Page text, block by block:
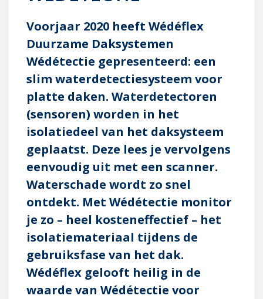
Voorjaar 2020 heeft Wédéflex
Duurzame Daksystemen
Wédétectie gepresenteerd: een
slim waterdetectiesysteem voor
platte daken. Waterde­tec­toren
(sensoren) worden in het
isolatiedeel van het dak­systeem
geplaatst. Deze lees je vervolgens
eenvoudig uit met een scanner.
Water­schade wordt zo snel
ontdekt. Met Wédétectie monitor
je zo – heel kosteneffectief – het
isolatiemateriaal tijdens de
gebruiksfase van het dak.
Wédéflex gelooft heilig in de
waarde van Wédétectie voor